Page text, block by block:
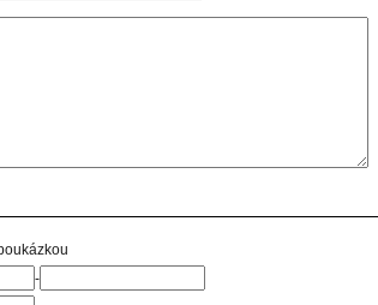
-